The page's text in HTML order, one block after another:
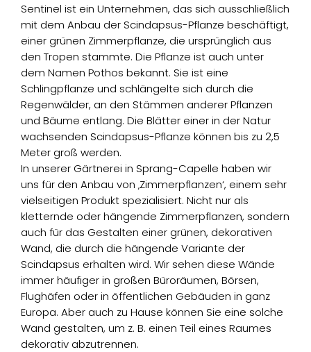
Sentinel ist ein Unternehmen, das sich ausschließlich
mit dem Anbau der Scindapsus-Pflanze beschäftigt,
einer grünen Zimmerpflanze, die ursprünglich aus
den Tropen stammte. Die Pflanze ist auch unter
dem Namen Pothos bekannt. Sie ist eine
Schlingpflanze und schlängelte sich durch die
Regenwälder, an den Stämmen anderer Pflanzen
und Bäume entlang. Die Blätter einer in der Natur
wachsenden Scindapsus-Pflanze können bis zu 2,5
Meter groß werden.
In unserer Gärtnerei in Sprang-Capelle haben wir
uns für den Anbau von ‚Zimmerpflanzen‘, einem sehr
vielseitigen Produkt spezialisiert. Nicht nur als
kletternde oder hängende Zimmerpflanzen, sondern
auch für das Gestalten einer grünen, dekorativen
Wand, die durch die hängende Variante der
Scindapsus erhalten wird. Wir sehen diese Wände
immer häufiger in großen Büroräumen, Börsen,
Flughäfen oder in öffentlichen Gebäuden in ganz
Europa. Aber auch zu Hause können Sie eine solche
Wand gestalten, um z. B. einen Teil eines Raumes
dekorativ abzutrennen.